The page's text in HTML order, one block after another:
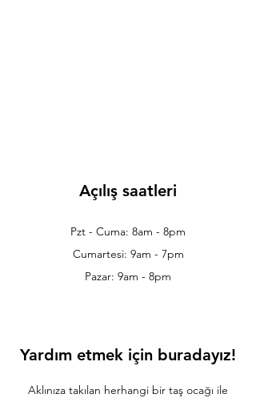
Pzt - Cuma: 8am - 8pm
Cumartesi: 9am - 7pm
Pazar: 9am - 8pm
Açılış saatleri
Yardım etmek için buradayız!
Aklınıza takılan herhangi bir taş ocağı ile